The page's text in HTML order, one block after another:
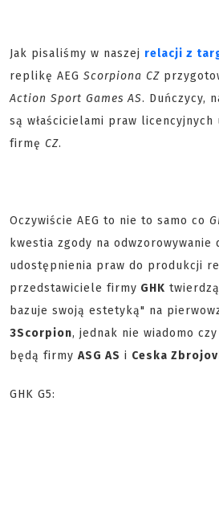
Jak pisaliśmy w naszej relacji z
replikę AEG Scorpiona CZ
Action Sport Games AS. Duńczycy,
są właścicielami praw
firmę CZ.
Oczywiście AEG to nie to samo co
kwestia zgody na odwzorowywanie
udostępnienia praw do produkcji
przedstawiciele firmy GHK
bazuje swoją estetyką" na
3Scorpion, jednak nie wiadomo
będą firmy ASG AS i Ceska
GHK G5: